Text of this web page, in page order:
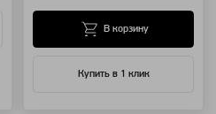
Купить в 1 клик
В корзину